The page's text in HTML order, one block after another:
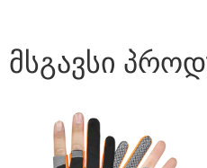
მსგავსი